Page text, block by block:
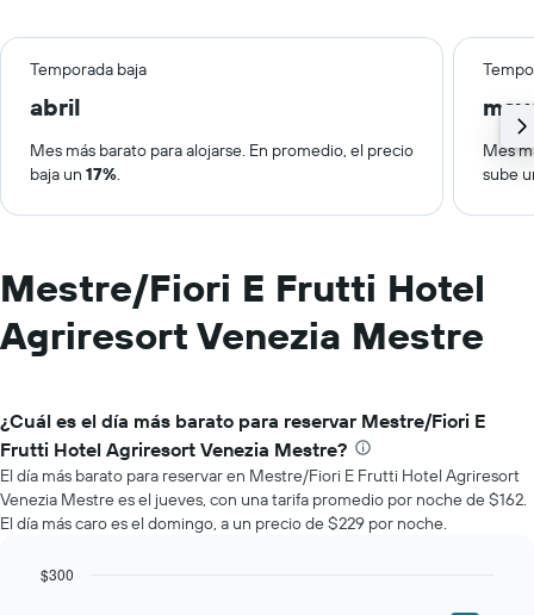
Temporada baja
abril
Mes más barato para alojarse. En promedio, el precio
baja un 17%.
Mes
sube
Mestre/Fiori E Frutti Hotel
Agriresort Venezia Mestre
¿Cuál es el día más barato para reservar Mestre/Fiori E
Frutti Hotel Agriresort Venezia Mestre?
El día más barato para reservar en Mestre/Fiori E Frutti Hotel Agriresort
Venezia Mestre es el jueves, con una tarifa promedio por noche de $162.
El día más caro es el domingo, a un precio de $229 por noche.
$300